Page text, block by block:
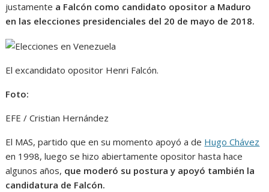
justamente a Falcón como candidato opositor a Maduro
en las elecciones presidenciales del 20 de mayo de 2018.
El excandidato opositor Henri Falcón.
Foto:
EFE / Cristian Hernández
El MAS, partido que en su momento apoyó a de Hugo Chávez
en 1998, luego se hizo abiertamente opositor hasta hace
algunos años, que moderó su postura y apoyó también la
candidatura de Falcón.